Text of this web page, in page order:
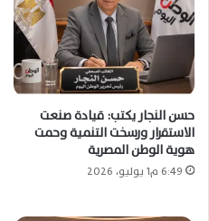
حسن النجار يكتب: قيادة صنعت
الاستقرار ورسخت التنمية وحمت
هوية الوطن المصرية
6:49 م1 يوليو، 2026